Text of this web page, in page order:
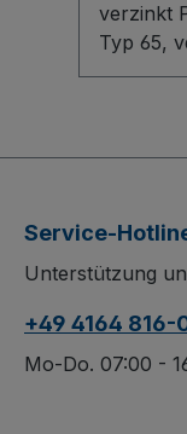
verzinkt
Typ 65,
robuste
Ware von
Service-
Unterstützung
+49 4164 816-
Mo-Do. 07:00 -